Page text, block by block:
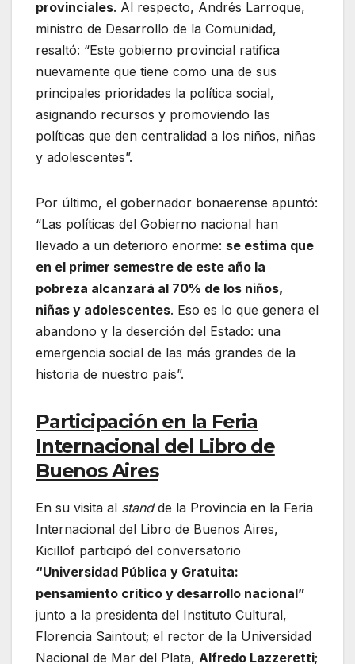
provinciales. Al respecto, Andrés Larroque,
ministro de Desarrollo de la Comunidad,
resaltó: “Este gobierno provincial ratifica
nuevamente que tiene como una de sus
principales prioridades la política social,
asignando recursos y promoviendo las
políticas que den centralidad a los niños, niñas
y adolescentes”.
Por último, el gobernador bonaerense apuntó:
“Las políticas del Gobierno nacional han
llevado a un deterioro enorme: se estima que
en el primer semestre de este año la
pobreza alcanzará al 70% de los niños,
niñas y adolescentes. Eso es lo que genera el
abandono y la deserción del Estado: una
emergencia social de las más grandes de la
historia de nuestro país”.
Participación en la Feria
Internacional del Libro de
Buenos Aires
En su visita al standde la Provincia en la Feria
Internacional del Libro de Buenos Aires,
Kicillof participó del conversatorio
“Universidad Pública y Gratuita:
pensamiento crítico y desarrollo nacional”
junto a la presidenta del Instituto Cultural,
Florencia Saintout; el rector de la Universidad
Nacional de Mar del Plata, Alfredo Lazzeretti;